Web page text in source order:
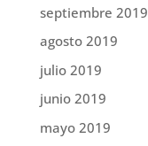
septiembre 2019
agosto 2019
julio 2019
junio 2019
mayo 2019